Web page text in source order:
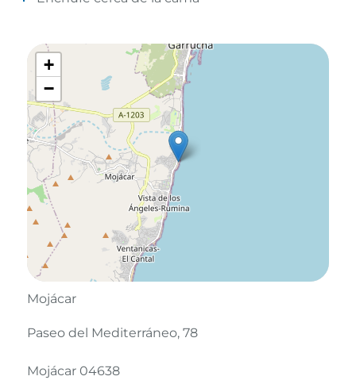
+
−
Mojácar
Paseo del Mediterráneo, 78
Mojácar 04638